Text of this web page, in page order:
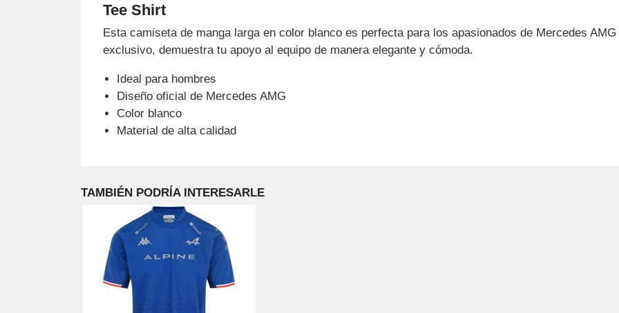
Tee Shirt
Esta camiseta de manga larga en color blanco es perfecta para los apasionados de Mercedes
exclusivo, demuestra tu apoyo al equipo de manera elegante y cómoda.
Ideal para hombres
Diseño oficial de Mercedes AMG
Color blanco
Material de alta calidad
TAMBIÉN PODRÍA INTERESARLE